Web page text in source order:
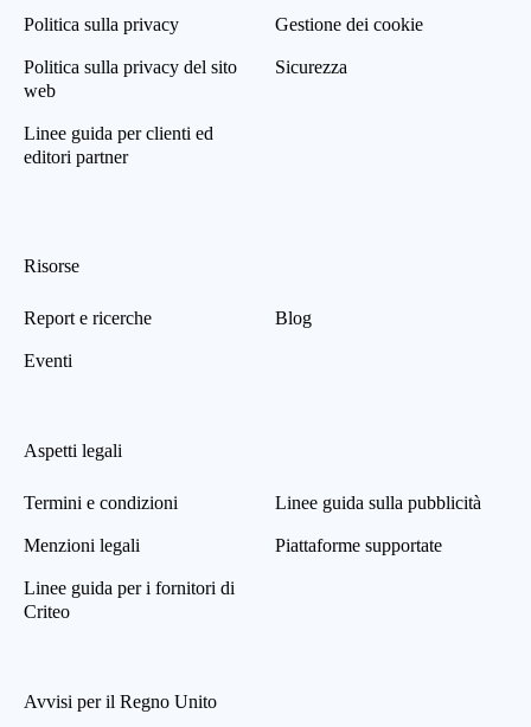
Politica sulla privacy
Politica sulla privacy del sito
web
Linee guida per clienti ed
editori partner
Gestione dei cookie
Sicurezza
Risorse
Report e ricerche
Eventi
Blog
Aspetti legali
Termini e condizioni
Menzioni legali
Linee guida per i fornitori di
Criteo
Linee guida sulla pubblicità
Piattaforme supportate
Avvisi per il Regno Unito